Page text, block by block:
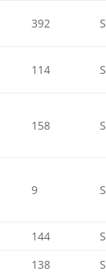
392
114
158
9
144
138